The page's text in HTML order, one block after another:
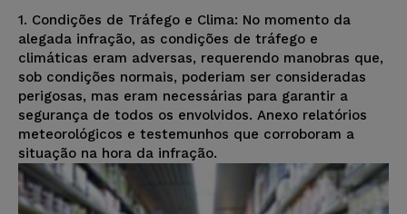
1. Condições de Tráfego e Clima: No momento da
alegada infração, as condições de tráfego e
climáticas eram adversas, requerendo manobras que,
sob condições normais, poderiam ser consideradas
perigosas, mas eram necessárias para garantir a
segurança de todos os envolvidos. Anexo relatórios
meteorológicos e testemunhos que corroboram a
situação na hora da infração.